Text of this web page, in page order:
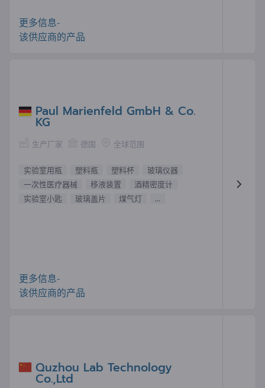
更多信息-
该供应商的产品
Paul Marienfeld GmbH & Co.
KG
生产厂家 德国 全球范围
实验室用瓶 塑料瓶 塑料杯
玻璃仪器
一次性医疗器械
移液装置
酒精密度计
实验室小匙
玻璃盖片 煤气灯 ...
更多信息-
该供应商的产品
Quzhou Lab Technology
Co.,Ltd